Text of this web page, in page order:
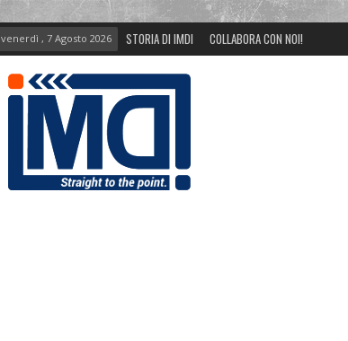
venerdì , 7 Agosto 2026 STORIA DI IMDI COLLABORA CON NOI!